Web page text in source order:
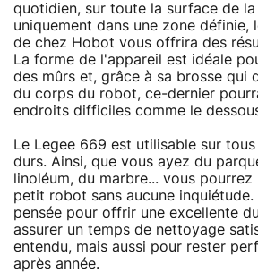
quotidien, sur toute la surface de la
uniquement dans une zone définie,
de chez Hobot vous offrira des
La forme de l'appareil est idéale
des mûrs et, grâce à sa brosse qui
du corps du robot, ce-dernier
endroits difficiles comme le
Le Legee 669 est utilisable sur
durs. Ainsi, que vous ayez du
linoléum, du marbre... vous
petit robot sans aucune
pensée pour offrir une excellente
assurer un temps de nettoyage
entendu, mais aussi pour rester
après année.